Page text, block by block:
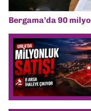
Bergama’da 90